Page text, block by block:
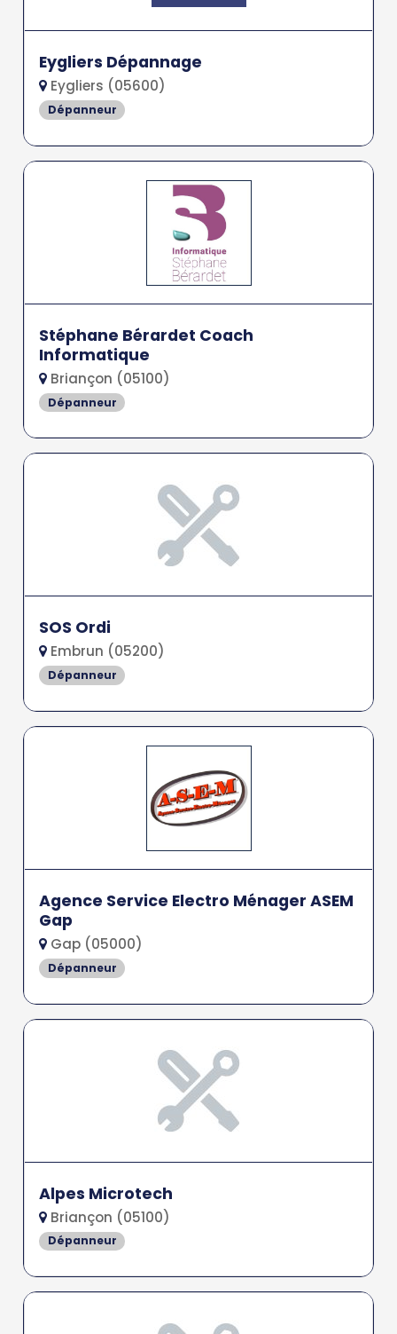
Eygliers Dépannage
Eygliers (05600)
Dépanneur
Stéphane Bérardet Coach
Informatique
Briançon (05100)
Dépanneur
SOS Ordi
Embrun (05200)
Dépanneur
Agence Service Electro Ménager ASEM
Gap
Gap (05000)
Dépanneur
Alpes Microtech
Briançon (05100)
Dépanneur